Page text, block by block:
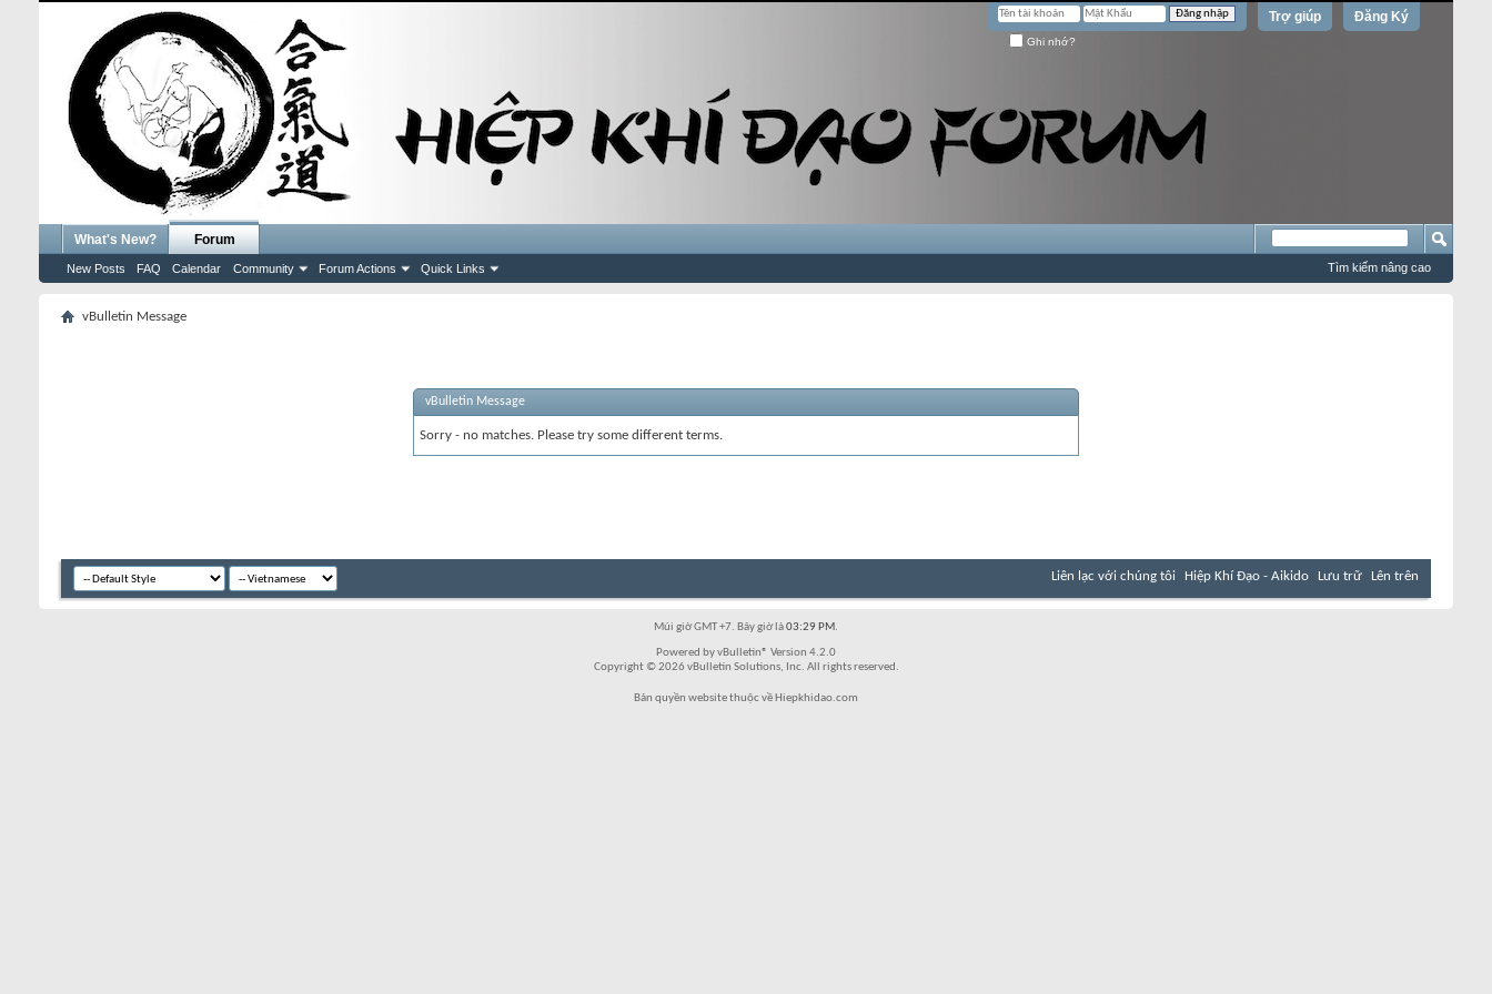
Đăng Ký
Trợ giúp
Ghi nhớ?
What's New? Forum
New Posts FAQ Calendar Community Forum Actions Quick Links Tìm kiếm nâng cao
vBulletin Message
vBulletin Message
Sorry - no matches. Please try some different terms.
Liên lạc với chúng tôi Hiệp Khí Đạo - Aikido Lưu trữ Lên trên
Múi giờ GMT +7. Bây giờ là03:29 PM.
Powered by vBulletin® Version 4.2.0
Copyright © 2026 vBulletin Solutions, Inc. All rights reserved.
Bản quyền website thuộc về Hiepkhidao.com